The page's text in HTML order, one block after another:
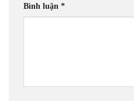
Bình luận *